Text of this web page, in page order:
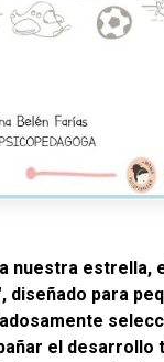
nuestra estrella,
", diseñado para
el desarrollo